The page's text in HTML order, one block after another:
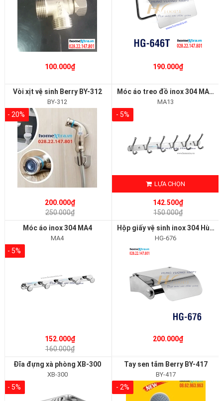
100.000₫ 190.000₫
Vòi xịt vệ sinh Berry BY-312
BY-312
- 20%
200.000₫
250.000₫
Móc áo treo đồ inox 304 MA13
MA13
- 5%
LỰA CHỌN
142.500₫
150.000₫
Móc áo inox 304 MA4
MA4
- 5%
152.000₫
160.000₫
Hộp giấy vệ sinh inox 304 Hùng Vương HG676
HG-676
200.000₫
Đĩa đựng xà phòng XB-300
XB-300
- 5%
Tay sen tắm Berry BY-417
BY-417
- 2%